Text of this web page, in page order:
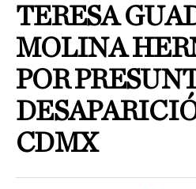
TERESA
MOLINA
POR
CDMX